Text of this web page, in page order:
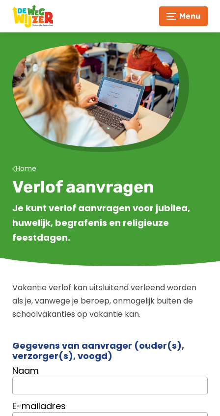
Menu
Home
Verlof aanvragen
Je kunt verlof aanvragen voor jubilea,
huwelijk, begrafenis en religieuze
feestdagen.
Vakantie verlof kan uitsluitend verleend worden
als je, vanwege je beroep, onmogelijk buiten de
schoolvakanties op vakantie kan.
Gegevens van aanvrager (ouder(s),
verzorger(s), voogd)
Naam
E-mailadres